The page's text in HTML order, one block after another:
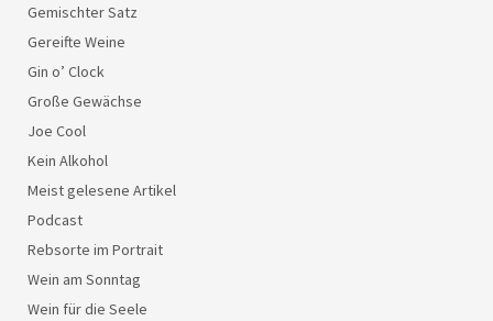
Gemischter Satz
Gereifte Weine
Gin o’ Clock
Große Gewächse
Joe Cool
Kein Alkohol
Meist gelesene Artikel
Podcast
Rebsorte im Portrait
Wein am Sonntag
Wein für die Seele